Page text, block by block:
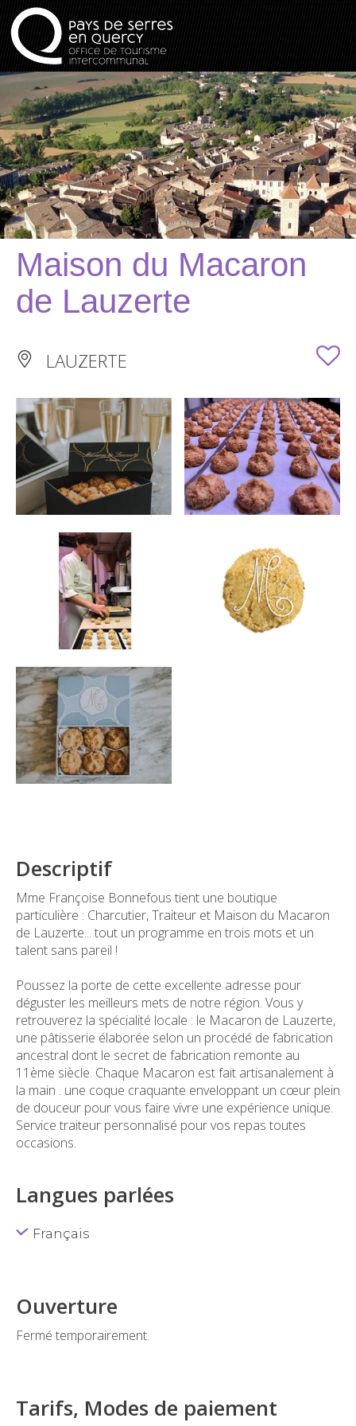
Maison du Macaron
de Lauzerte
LAUZERTE
Descriptif
Mme Françoise Bonnefous tient une boutique
particulière : Charcutier, Traiteur et Maison du Macaron
de Lauzerte... tout un programme en trois mots et un
talent sans pareil !
Poussez la porte de cette excellente adresse pour
déguster les meilleurs mets de notre région. Vous y
retrouverez la spécialité locale : le Macaron de Lauzerte,
une pâtisserie élaborée selon un procédé de fabrication
ancestral dont le secret de fabrication remonte au
11ème siècle. Chaque Macaron est fait artisanalement à
la main . une coque craquante enveloppant un cœur plein
de douceur pour vous faire vivre une expérience unique.
Service traiteur personnalisé pour vos repas toutes
occasions.
Langues parlées
Français
Ouverture
Fermé temporairement.
Tarifs, Modes de paiement